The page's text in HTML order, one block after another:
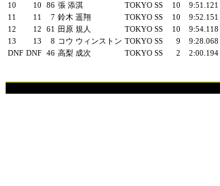
10
10 86 張 添淇 TOKYO SS 10 9:51.121
11
11 7 鈴木 遥翔 TOKYO SS 10 9:52.151
12
12 61 田原 規人 TOKYO SS 10 9:54.118
13
13 8 コウ ウィンストン TOKYO SS 9 9:28.068
DNF DNF 46 高梨 成次 TOKYO SS 2 2:00.194